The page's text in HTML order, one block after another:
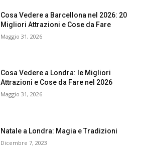
Cosa Vedere a Barcellona nel 2026: 20
Migliori Attrazioni e Cose da Fare
Maggio 31, 2026
Cosa Vedere a Londra: le Migliori
Attrazioni e Cose da Fare nel 2026
Maggio 31, 2026
Natale a Londra: Magia e Tradizioni
Dicembre 7, 2023